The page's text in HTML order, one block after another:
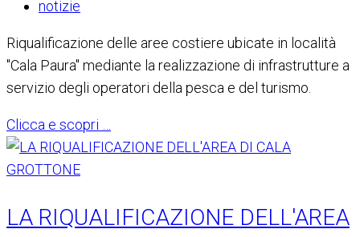
notizie
Riqualificazione delle aree costiere ubicate in località
"Cala Paura" mediante la realizzazione di infrastrutture a
servizio degli operatori della pesca e del turismo.
Clicca e scopri …
LA RIQUALIFICAZIONE DELL'AREA